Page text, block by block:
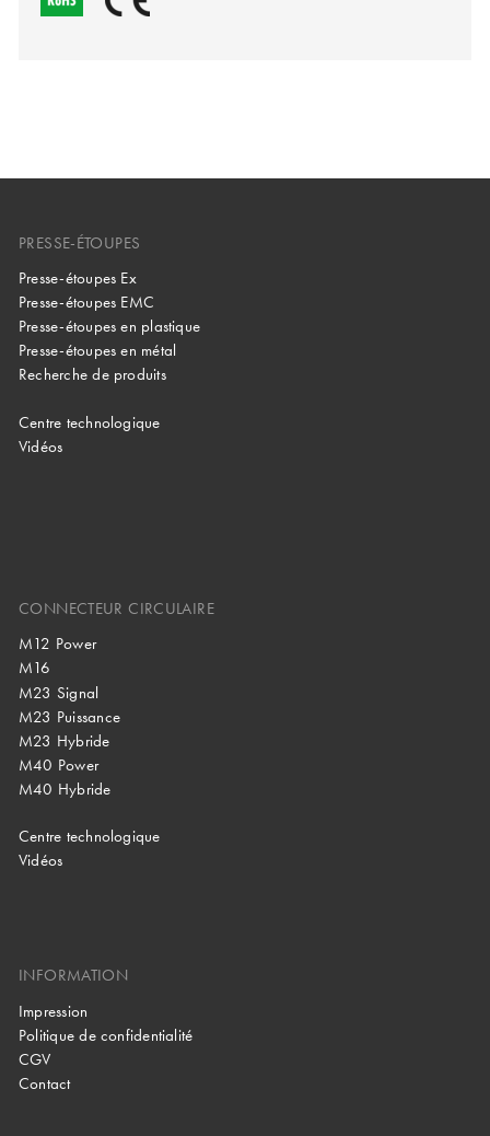
PRESSE-ÉTOUPES
Presse-étoupes Ex
Presse-étoupes EMC
Presse-étoupes en plastique
Presse-étoupes en métal
Recherche de produits
Centre technologique
Vidéos
CONNECTEUR CIRCULAIRE
M12 Power
M16
M23 Signal
M23 Puissance
M23 Hybride
M40 Power
M40 Hybride
Centre technologique
Vidéos
INFORMATION
Impression
Politique de confidentialité
CGV
Contact